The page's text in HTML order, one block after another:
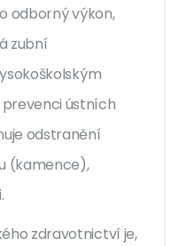
odborný výkon,
zubní
ústních
odstranění
(kamence),
zdravotnictví je,